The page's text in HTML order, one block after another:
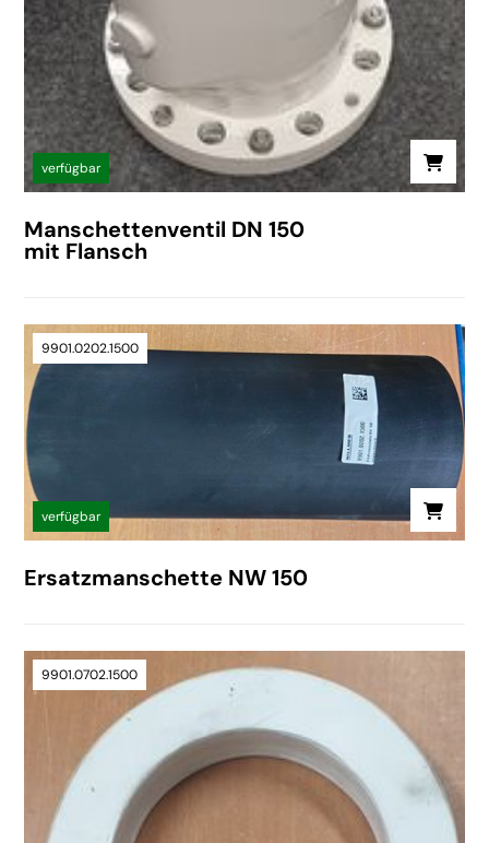
verfügbar
Manschettenventil DN 150
mit Flansch
9901.0202.1500
verfügbar
Ersatzmanschette NW 150
9901.0702.1500